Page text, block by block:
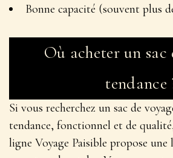
Bonne capacité (souvent plus
Où acheter un sac
tendance
Si vous recherchez un sac de
tendance, fonctionnel et de
ligne Voyage Paisible propose une